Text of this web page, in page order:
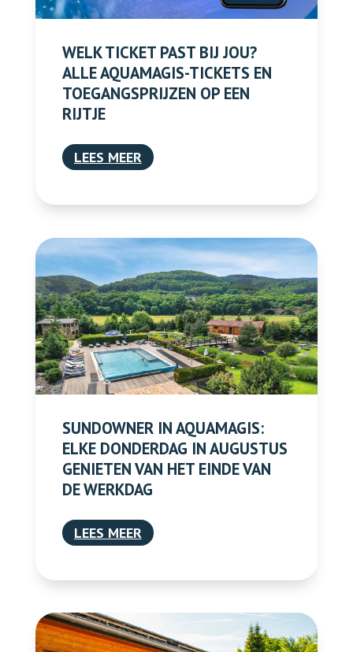
WELK TICKET PAST BIJ JOU?
ALLE AQUAMAGIS-TICKETS EN
TOEGANGSPRIJZEN OP EEN
RIJTJE
LEES MEER
SUNDOWNER IN AQUAMAGIS:
ELKE DONDERDAG IN AUGUSTUS
GENIETEN VAN HET EINDE VAN
DE WERKDAG
LEES MEER